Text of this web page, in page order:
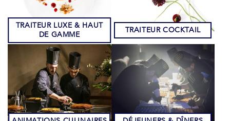
TRAITEUR LUXE & HAUT
DE GAMME
TRAITEUR COCKTAIL